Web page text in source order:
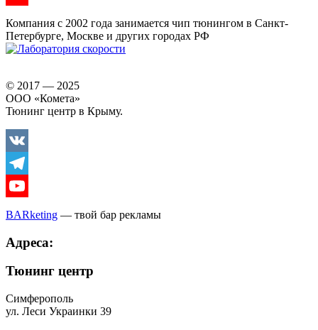
Youtube
Компания с 2002 года занимается чип тюнингом в Санкт-
Петербурге, Москве и других городах РФ
© 2017 — 2025
ООО «Комета»
Тюнинг центр в Крыму.
Vkontakte
Telegram
Youtube
BARketing — твой бар рекламы
Адреса:
Тюнинг центр
Симферополь
ул. Леси Украинки 39